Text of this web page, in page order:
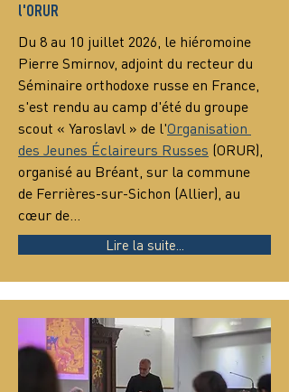
l'ORUR
Du 8 au 10 juillet 2026, le hiéromoine
Pierre Smirnov, adjoint du recteur du
Séminaire orthodoxe russe en France,
s'est rendu au camp d'été du groupe
scout « Yaroslavl » de l'Organisation
des Jeunes Éclaireurs Russes (ORUR),
organisé au Bréant, sur la commune
de Ferrières-sur-Sichon (Allier), au
cœur de…
Lire la suite...